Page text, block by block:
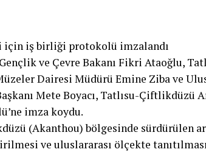
için iş birliği protokolü imzalandı
ve Çevre Bakanı Fikri Ataoğlu,
Dairesi Müdürü Emine Ziba ve
Mete Boyacı, Tatlısu-Çiftlikdüzü
imza koydu.
(Akanthou) bölgesinde sürdürülen
ve uluslararası ölçekte